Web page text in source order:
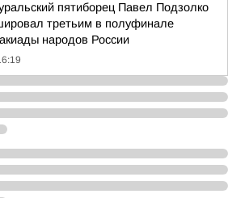
пятиборец Павел Подзолко
третьим в полуфинале
народов России